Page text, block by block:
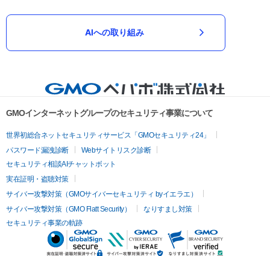
AIへの取り組み
GMOインターネットグループのセキュリティ事業について
世界初総合ネットセキュリティサービス「GMOセキュリティ24」
パスワード漏洩診断
Webサイトリスク診断
セキュリティ相談AIチャットボット
実在証明・盗聴対策
サイバー攻撃対策（GMOサイバーセキュリティ byイエラエ）
サイバー攻撃対策（GMO Flatt Security）
なりすまし対策
セキュリティ事業の軌跡